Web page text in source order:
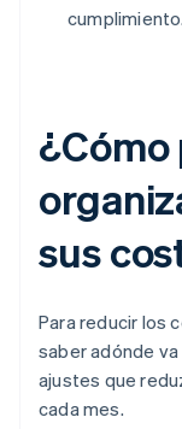
cumplimiento.
¿Cómo
sus
Para reducir los
saber adónde
ajustes que
cada mes.